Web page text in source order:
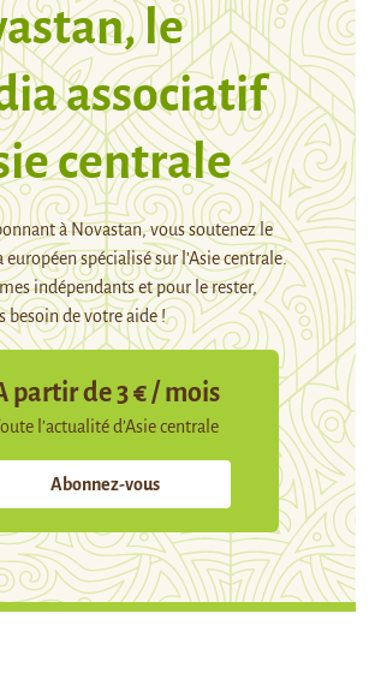
le
associatif
centrale
à Novastan, vous soutenez le
européen spécialisé sur l’Asie centrale.
indépendants et pour le rester,
besoin de votre aide !
partir de 3 € / mois
l’actualité d’Asie centrale
Abonnez-vous